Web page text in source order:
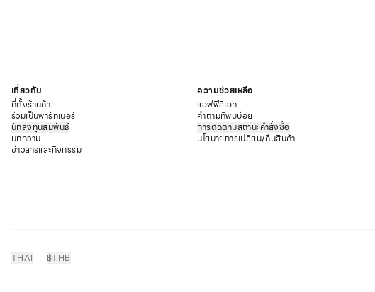
เกี่ยวกับ
ที่ตั้งร้านค้า
ร่วมเป็นพาร์ทเนอร์
นักลงทุนสัมพันธ์
บทความ
ข่าวสารและกิจกรรม
ความช่วยเหลือ
แอฟฟิลิเอท
คำถามที่พบบ่อย
การติดตามสถานะคำสั่งซื้อ
นโยบายการเปลี่ยน/คืนสินค้า
THAI | ฿THB